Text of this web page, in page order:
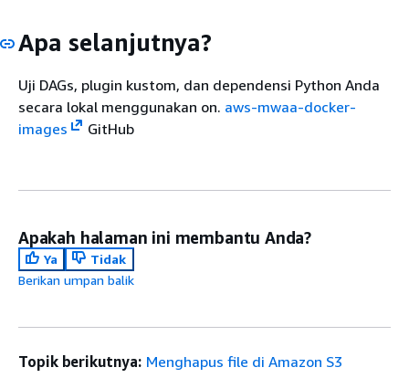
Apa selanjutnya?
Uji DAGs, plugin kustom, dan dependensi Python Anda
secara lokal menggunakan on. aws-mwaa-docker-
images
GitHub
Apakah halaman ini membantu Anda?
Ya
Tidak
Berikan umpan balik
Topik berikutnya: Menghapus file di Amazon S3